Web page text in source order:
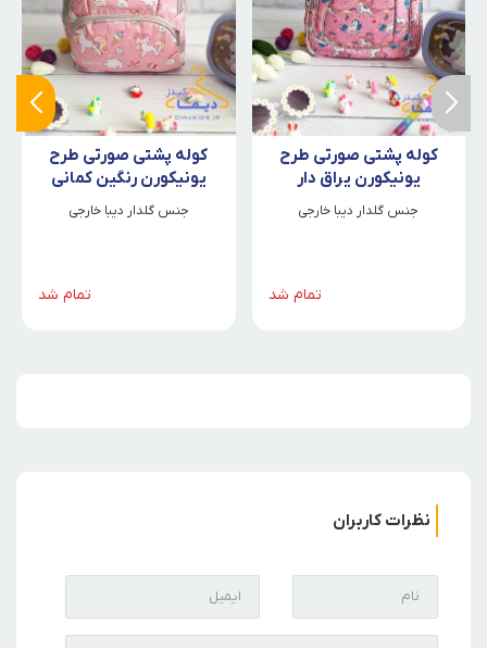
کوله پشتی صورتی طرح
یونیکورن یراق دار
جنس گلدار دیبا خارجی
تمام شد
کوله پشتی صورتی طرح
یونیکورن رنگین کمانی
جنس گلدار دیبا خارجی
تمام شد
نظرات کاربران